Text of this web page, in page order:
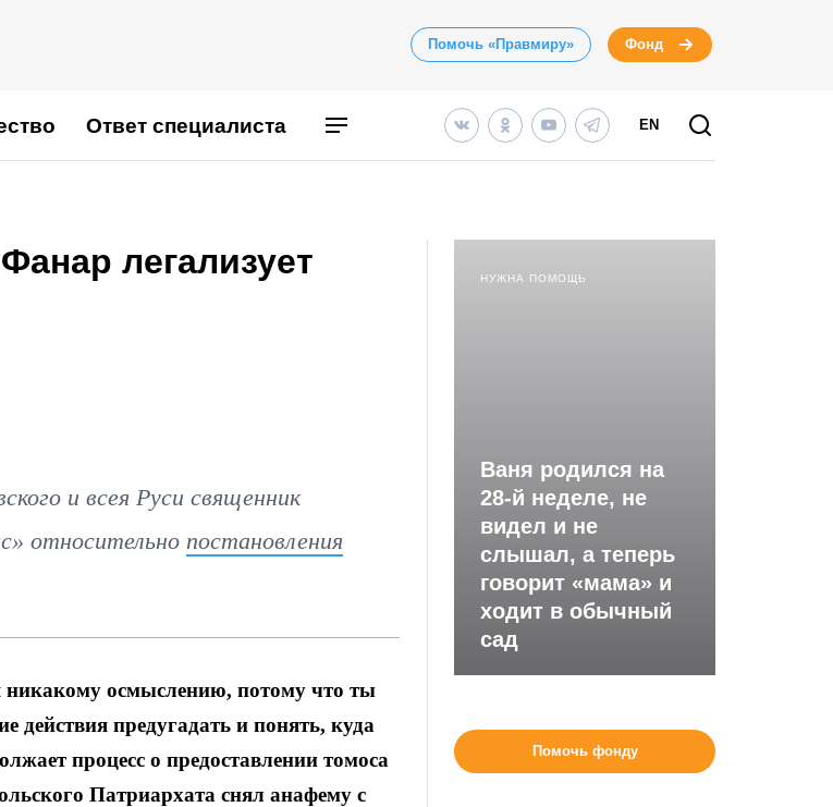
Помочь «Правмиру» Фонд
Ответ специалиста EN
легализует
и всея Руси священник
относительно постановления
никакому осмыслению, потому что ты
предугадать и понять, куда
процесс о предоставлении томоса
Патриархата снял анафему с
НУЖНА ПОМОЩЬ
Ваня родился на
28-й неделе, не
видел и не
слышал, а теперь
говорит «мама» и
ходит в обычный
сад
Помочь фонду